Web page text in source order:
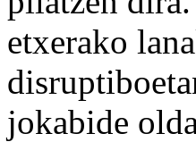
etxerako
jokabide